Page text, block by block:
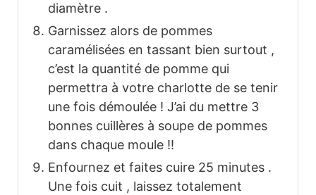
diamètre .
Garnissez alors de pommes
caramélisées en tassant bien surtout ,
c’est la quantité de pomme qui
permettra à votre charlotte de se tenir
une fois démoulée ! J’ai du mettre 3
bonnes cuillères à soupe de pommes
dans chaque moule !!
Enfournez et faites cuire 25 minutes .
Une fois cuit , laissez totalement